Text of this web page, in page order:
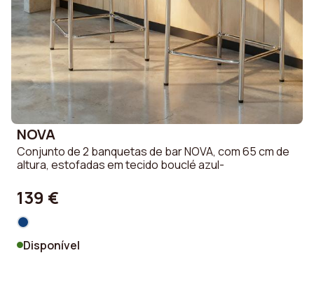
Revestimento Bouclé
Montagem
necessária
Sim
Baú de Arrumação Não
Capa amovível
Manual de instruções
de montagem
Almofada amovível
Dobrável
NOVA
Conjunto de 2 banquetas de bar NOVA, com 65 cm de
altura, estofadas em tecido bouclé azul-
139 €
Disponível